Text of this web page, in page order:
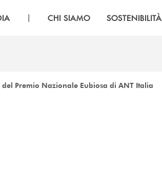
| CHI SIAMO SOSTENIBILITÀ
Premio Nazionale Eubiosa di ANT Italia